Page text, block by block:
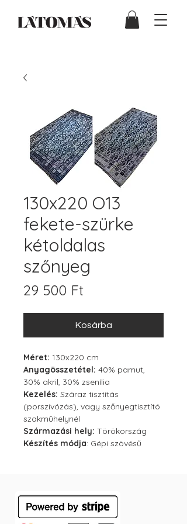
130x220 O13
fekete-szürke
kétoldalas
szőnyeg
29 500 FtÁr
Kosárba
Méret: 130x220 cm
Anyagösszetétel: 40% pamut,
30% akril, 30% zsenília
Kezelés: Száraz tisztítás
(porszívózás), vagy szőnyegtisztító
szakműhelynél
Származási hely: Törökország
Készítés módja: Gépi szövésű